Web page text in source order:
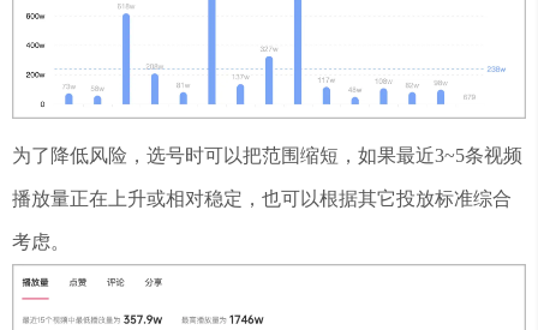
为了降低风险，选号时可以把范围缩短，如果最近3~5条视频
播放量正在上升或相对稳定，也可以根据其它投放标准综合
考虑。